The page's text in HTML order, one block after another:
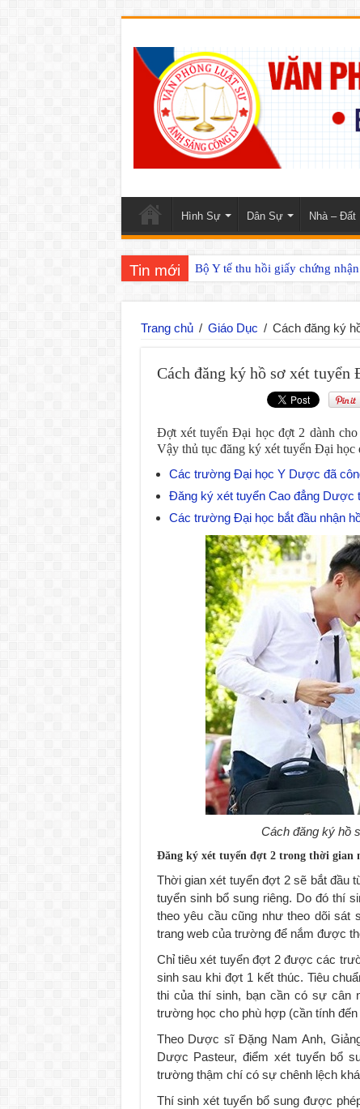
Hình Sự Dân Sự Nhà – Đất
Tin mới Bộ Y tế thu hồi giấy chứng
Trang chủ / Giáo Dục / Cách đăng ký
Cách đăng ký hồ sơ xét
Đợt xét tuyển Đại học đợt 2 dành
Vậy thủ tục đăng ký xét tuyển Đại học
Các trường Đại học Y Dược đã
Đăng ký xét tuyển Cao đẳng Dược
Các trường Đại học bắt đầu nhận
Cách đăng ký hồ
Đăng ký xét tuyển đợt 2 trong thời gian
Thời gian xét tuyển đợt 2 sẽ bắt đầu
tuyển sinh bổ sung riêng. Do đó thí
theo yêu cầu cũng như theo dõi sát
trang web của trường để nắm được
Chỉ tiêu xét tuyển đợt 2 được các
sinh sau khi đợt 1 kết thúc. Tiêu
thi của thí sinh, bạn cần có sự cân
trường học cho phù hợp (cần tính
Theo Dược sĩ Đặng Nam Anh,
Dược Pasteur, điểm xét tuyển bổ
trường thậm chí có sự chênh lệch
Thí sinh xét tuyển bổ sung được